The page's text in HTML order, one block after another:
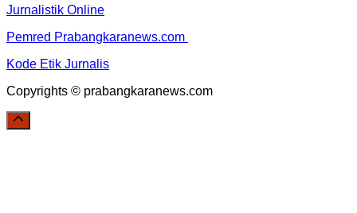
Jurnalistik Online
Pemred Prabangkaranews.com
Kode Etik Jurnalis
Copyrights © prabangkaranews.com